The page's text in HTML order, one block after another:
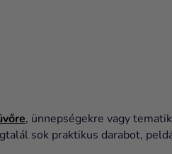
, ünnepségekre vagy
sok praktikus darabot,